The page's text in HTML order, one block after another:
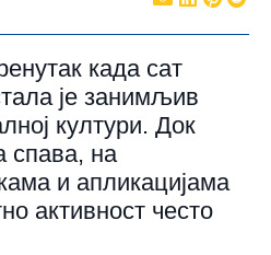
када сат
је занимљив
култури. Док
спава, на
и апликацијама
активност често